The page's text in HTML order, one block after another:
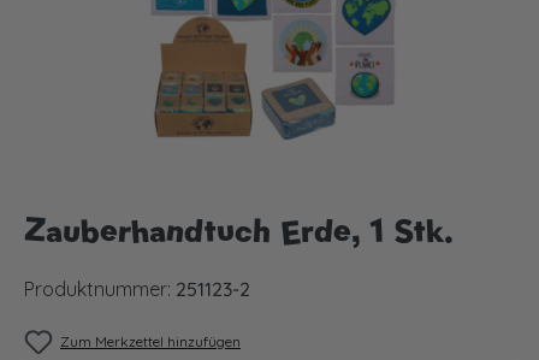
Zauberhandtuch Erde, 1 Stk.
Produktnummer: 251123-2
Zum Merkzettel hinzufügen